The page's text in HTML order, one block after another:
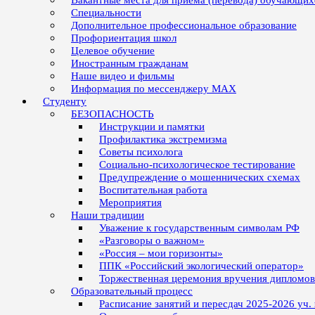
Специальности
Дополнительное профессиональное образование
Профориентация школ
Целевое обучение
Иностранным гражданам
Наше видео и фильмы
Информация по мессенджеру MAX
Студенту
БЕЗОПАСНОСТЬ
Инструкции и памятки
Профилактика экстремизма
Советы психолога
Социально-психологическое тестирование
Предупреждение о мошеннических схемах
Воспитательная работа
Мероприятия
Наши традиции
Уважение к государственным символам РФ
«Разговоры о важном»
«Россия – мои горизонты»
ППК «Российский экологический оператор»
Торжественная церемония вручения
Образовательный процесс
Расписание занятий и пересдач 2025-2026 уч.